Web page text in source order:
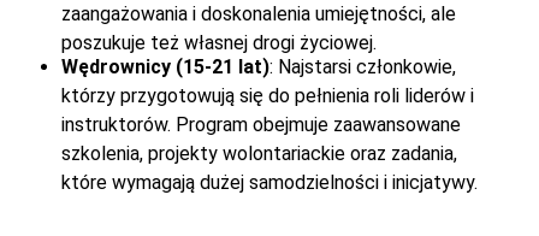
zaangażowania i doskonalenia umiejętności, ale
poszukuje też własnej drogi życiowej.
Wędrownicy (15-21 lat): Najstarsi członkowie,
którzy przygotowują się do pełnienia roli liderów i
instruktorów. Program obejmuje zaawansowane
szkolenia, projekty wolontariackie oraz zadania,
które wymagają dużej samodzielności i inicjatywy.